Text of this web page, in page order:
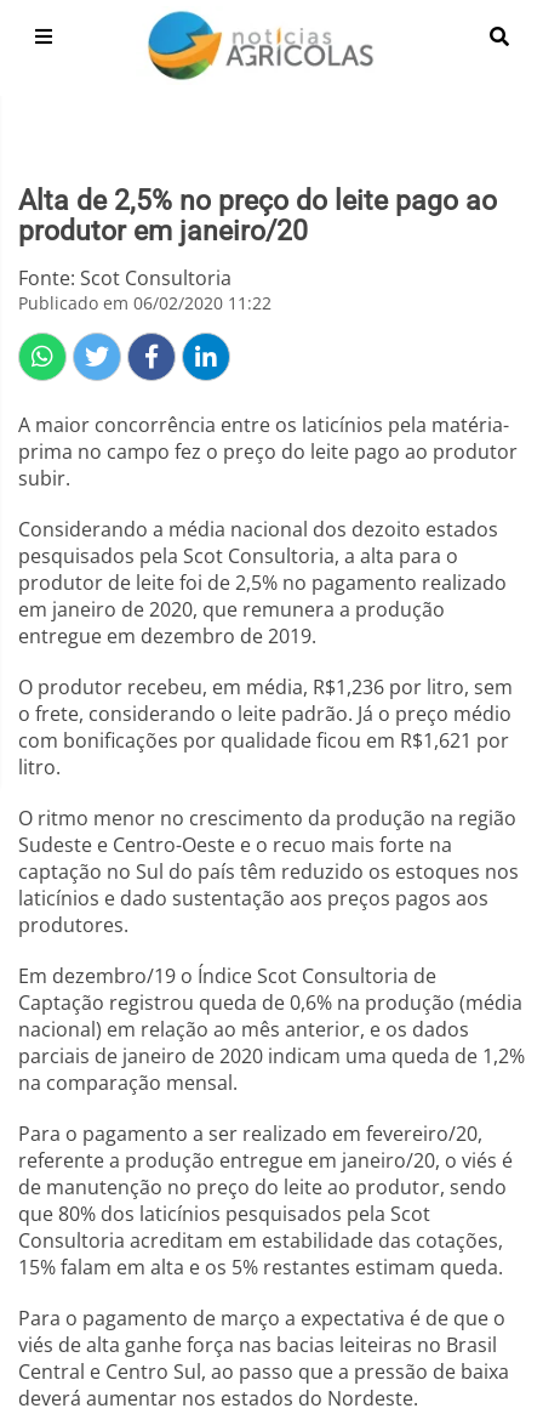
Alta de 2,5% no preço do leite pago ao
produtor em janeiro/20
Fonte: Scot Consultoria
Publicado em 06/02/2020 11:22
A maior concorrência entre os laticínios pela matéria-
prima no campo fez o preço do leite pago ao produtor
subir.
Considerando a média nacional dos dezoito estados
pesquisados pela Scot Consultoria, a alta para o
produtor de leite foi de 2,5% no pagamento realizado
em janeiro de 2020, que remunera a produção
entregue em dezembro de 2019.
O produtor recebeu, em média, R$1,236 por litro, sem
o frete, considerando o leite padrão. Já o preço médio
com bonificações por qualidade ficou em R$1,621 por
litro.
O ritmo menor no crescimento da produção na região
Sudeste e Centro-Oeste e o recuo mais forte na
captação no Sul do país têm reduzido os estoques nos
laticínios e dado sustentação aos preços pagos aos
produtores.
Em dezembro/19 o Índice Scot Consultoria de
Captação registrou queda de 0,6% na produção (média
nacional) em relação ao mês anterior, e os dados
parciais de janeiro de 2020 indicam uma queda de 1,2%
na comparação mensal.
Para o pagamento a ser realizado em fevereiro/20,
referente a produção entregue em janeiro/20, o viés é
de manutenção no preço do leite ao produtor, sendo
que 80% dos laticínios pesquisados pela Scot
Consultoria acreditam em estabilidade das cotações,
15% falam em alta e os 5% restantes estimam queda.
Para o pagamento de março a expectativa é de que o
viés de alta ganhe força nas bacias leiteiras no Brasil
Central e Centro Sul, ao passo que a pressão de baixa
deverá aumentar nos estados do Nordeste.